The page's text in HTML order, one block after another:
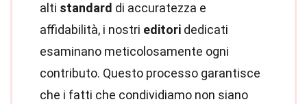
alti standard di accuratezza e
affidabilità, i nostri editori dedicati
esaminano meticolosamente ogni
contributo. Questo processo garantisce
che i fatti che condividiamo non siano